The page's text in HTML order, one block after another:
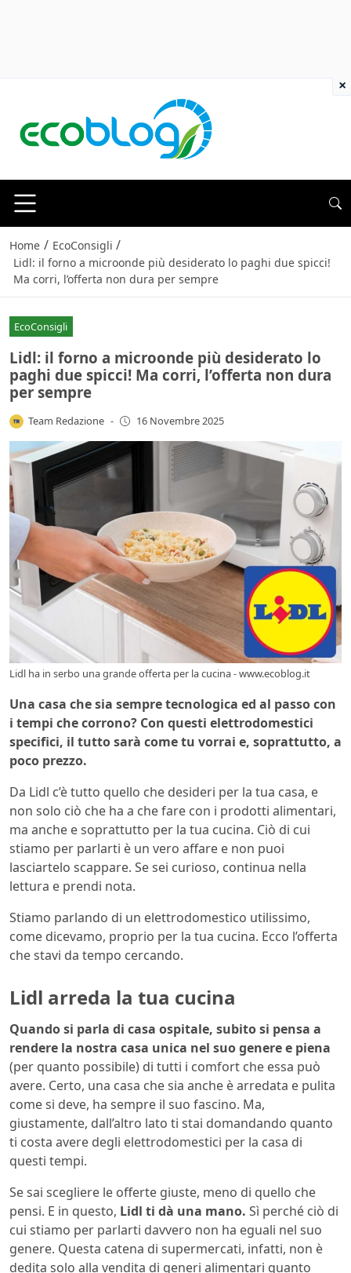
Home / EcoConsigli /
Lidl: il forno a microonde più desiderato lo paghi due spicci!
Ma corri, l’offerta non dura per sempre
EcoConsigli
Lidl: il forno a microonde più desiderato lo
paghi due spicci! Ma corri, l’offerta non dura
per sempre
Team Redazione - 16 Novembre 2025
Lidl ha in serbo una grande offerta per la cucina - www.ecoblog.it
Una casa che sia sempre tecnologica ed al passo con
i tempi che corrono? Con questi elettrodomestici
specifici, il tutto sarà come tu vorrai e, soprattutto, a
poco prezzo.
Da Lidl c’è tutto quello che desideri per la tua casa, e
non solo ciò che ha a che fare con i prodotti alimentari,
ma anche e soprattutto per la tua cucina. Ciò di cui
stiamo per parlarti è un vero affare e non puoi
lasciartelo scappare. Se sei curioso, continua nella
lettura e prendi nota.
Stiamo parlando di un elettrodomestico utilissimo,
come dicevamo, proprio per la tua cucina. Ecco l’offerta
che stavi da tempo cercando.
Lidl arreda la tua cucina
Quando si parla di casa ospitale, subito si pensa a
rendere la nostra casa unica nel suo genere e piena
(per quanto possibile) di tutti i comfort che essa può
avere. Certo, una casa che sia anche è arredata e pulita
come si deve, ha sempre il suo fascino. Ma,
giustamente, dall’altro lato ti stai domandando quanto
ti costa avere degli elettrodomestici per la casa di
questi tempi.
Se sai scegliere le offerte giuste, meno di quello che
pensi. E in questo, Lidl ti dà una mano. Sì perché ciò di
cui stiamo per parlarti davvero non ha eguali nel suo
genere. Questa catena di supermercati, infatti, non è
dedita solo alla vendita di generi alimentari quanto
×